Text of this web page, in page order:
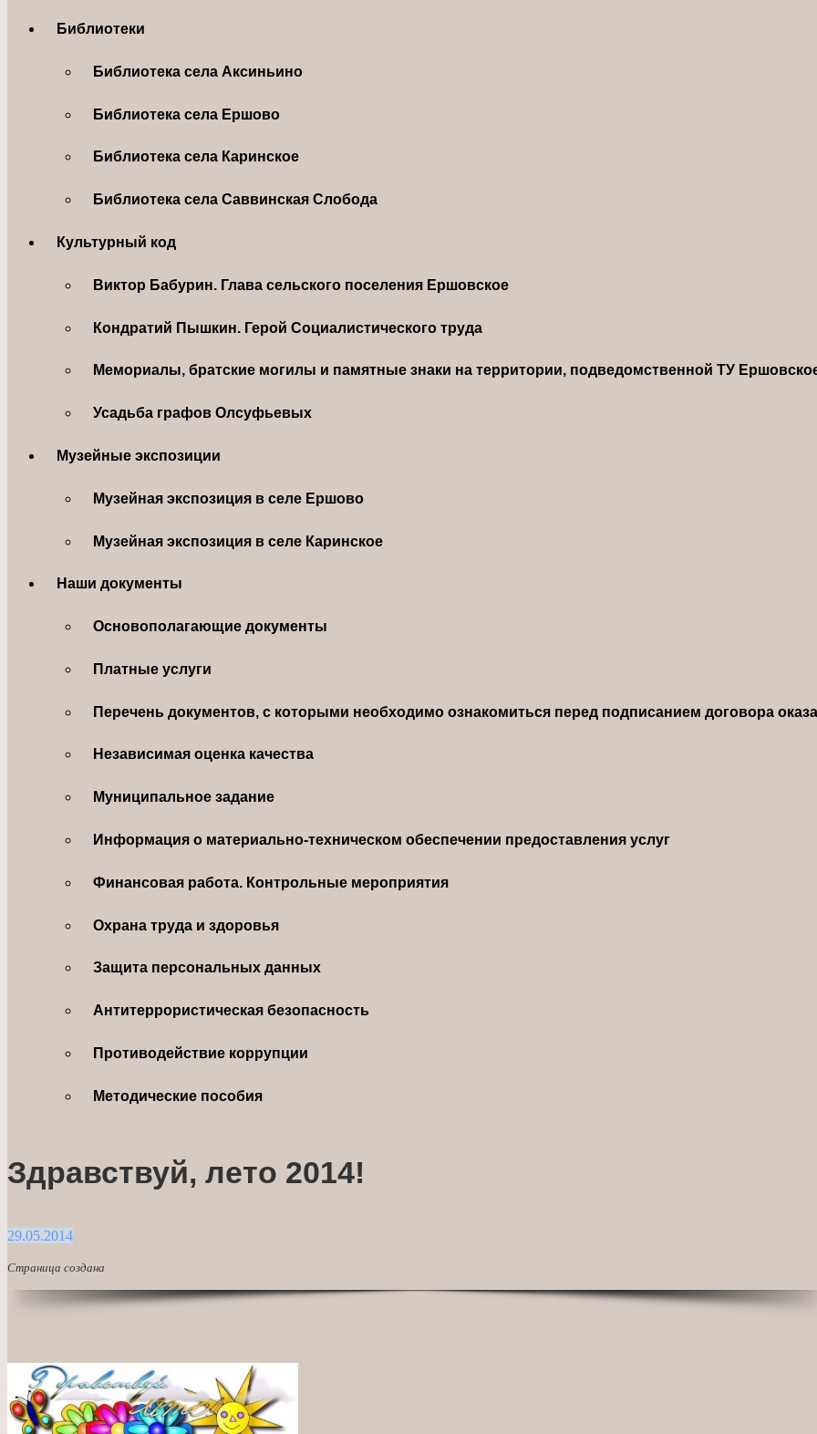
Библиотеки
Библиотека села Аксиньино
Библиотека села Ершово
Библиотека села Каринское
Библиотека села Саввинская Слобода
Культурный код
Виктор Бабурин. Глава сельского поселения Ершовское
Кондратий Пышкин. Герой Социалистического труда
Мемориалы, братские могилы и памятные знаки на территории, подведомственной ТУ
Усадьба графов Олсуфьевых
Музейные экспозиции
Музейная экспозиция в селе Ершово
Музейная экспозиция в селе Каринское
Наши документы
Основополагающие документы
Платные услуги
Перечень документов, с которыми необходимо ознакомиться перед подписанием договора
Независимая оценка качества
Муниципальное задание
Информация о материально-техническом обеспечении предоставления услуг
Финансовая работа. Контрольные мероприятия
Охрана труда и здоровья
Защита персональных данных
Антитеррористическая безопасность
Противодействие коррупции
Методические пособия
Здравствуй, лето 2014!
29.05.2014
Страница создана